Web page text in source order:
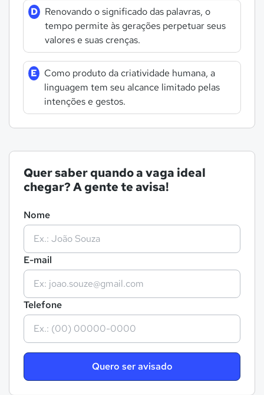
D
Renovando o significado das palavras, o
tempo permite às gerações perpetuar seus
valores e suas crenças.
E
Como produto da criatividade humana, a
linguagem tem seu alcance limitado pelas
intenções e gestos.
Quer saber quando a vaga ideal
chegar? A gente te avisa!
Nome
E-mail
Telefone
Quero ser avisado